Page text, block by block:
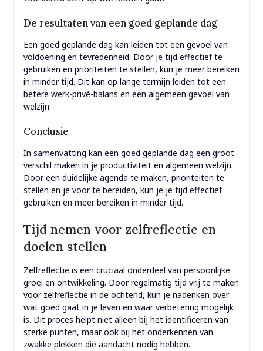
De resultaten van een goed geplande dag
Een goed geplande dag kan leiden tot een gevoel van
voldoening en tevredenheid. Door je tijd effectief te
gebruiken en prioriteiten te stellen, kun je meer bereiken
in minder tijd. Dit kan op lange termijn leiden tot een
betere werk-privé-balans en een algemeen gevoel van
welzijn.
Conclusie
In samenvatting kan een goed geplande dag een groot
verschil maken in je productiviteit en algemeen welzijn.
Door een duidelijke agenda te maken, prioriteiten te
stellen en je voor te bereiden, kun je je tijd effectief
gebruiken en meer bereiken in minder tijd.
Tijd nemen voor zelfreflectie en
doelen stellen
Zelfreflectie is een cruciaal onderdeel van persoonlijke
groei en ontwikkeling. Door regelmatig tijd vrij te maken
voor zelfreflectie in de ochtend, kun je nadenken over
wat goed gaat in je leven en waar verbetering mogelijk
is. Dit proces helpt niet alleen bij het identificeren van
sterke punten, maar ook bij het onderkennen van
zwakke plekken die aandacht nodig hebben.